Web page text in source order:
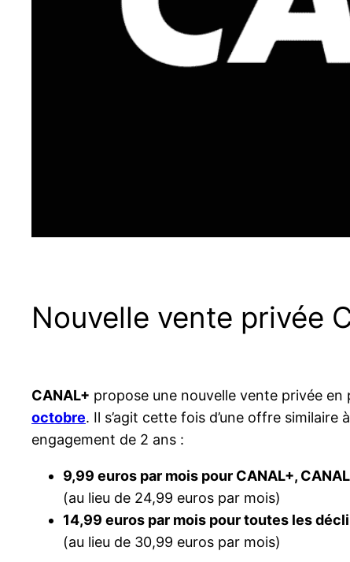
Nouvelle vente privée
CANAL+ propose une nouvelle vente privée
octobre. Il s’agit cette fois d’une offre
engagement de 2 ans :
9,99 euros par mois pour CANAL+,
(au lieu de 24,99 euros par mois)
14,99 euros par mois pour toutes les
(au lieu de 30,99 euros par mois)